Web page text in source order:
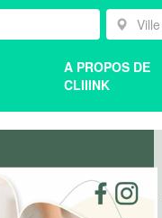
A PROPOS DE
CLIIINK